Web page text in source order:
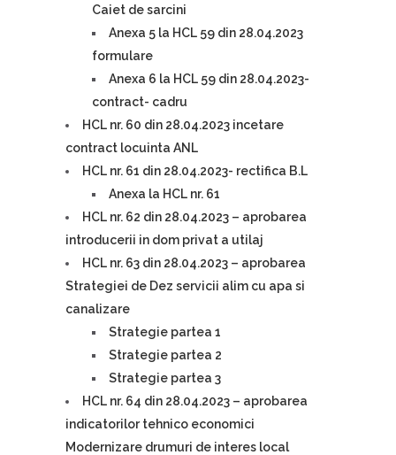
Caiet de sarcini
Anexa 5 la HCL 59 din 28.04.2023
formulare
Anexa 6 la HCL 59 din 28.04.2023-
contract- cadru
HCL nr. 60 din 28.04.2023 incetare
contract locuinta ANL
HCL nr. 61 din 28.04.2023- rectifica B.L
Anexa la HCL nr. 61
HCL nr. 62 din 28.04.2023 – aprobarea
introducerii in dom privat a utilaj
HCL nr. 63 din 28.04.2023 – aprobarea
Strategiei de Dez servicii alim cu apa si
canalizare
Strategie partea 1
Strategie partea 2
Strategie partea 3
HCL nr. 64 din 28.04.2023 – aprobarea
indicatorilor tehnico economici
Modernizare drumuri de interes local